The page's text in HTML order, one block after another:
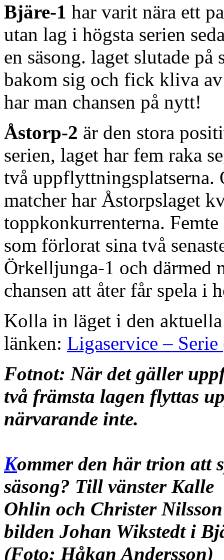
Bjäre-1 har varit nära ett
utan lag i högsta serien
en säsong. laget slutade på
bakom sig och fick kliva
har man chansen på nytt!
Åstorp-2 är den stora
serien, laget har fem raka
två uppflyttningsplatserna.
matcher har Åstorpslaget
toppkonkurrenterna.
som förlorat sina två
Örkelljunga-1 och därmed
chansen att åter får spela i
Kolla in läget i den
länken: Ligaservice – Serie
Fotnot: När det gäller
två främsta lagen flyttas
närvarande inte.
Kommer den här trion att
säsong? Till vänster Kalle
Ohlin och Christer
bilden Johan Wikstedt i
(Foto: Håkan Andersson)